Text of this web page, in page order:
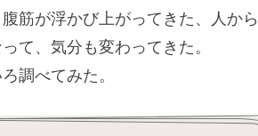
筋が浮かび上がってきた、人か
て、気分も変わってきた。
調べてみた。